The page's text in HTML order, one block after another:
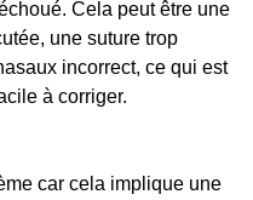
Cela peut être une
une suture trop
incorrect, ce qui est
à corriger.
car cela implique une